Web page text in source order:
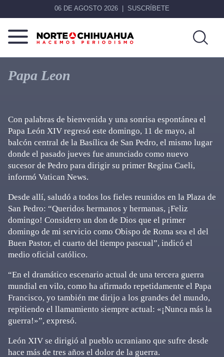
06 DE AGOSTO 2026 SUSCRÍBETE
Norte
De
Chihuahua
Más
que
noticias,
Papa Leon
Con palabras de bienvenida y una sonrisa espontánea el
Papa León XIV regresó este domingo, 11 de mayo, al
balcón central de la Basílica de San Pedro, el mismo lugar
donde el pasado jueves fue anunciado como nuevo
sucesor de Pedro para dirigir su primer Regina Caeli,
informó Vatican News.
Desde allí, saludó a todos los fieles reunidos en la Plaza de
San Pedro: “Queridos hermanos y hermanas, ¡Feliz
domingo! Considero un don de Dios que el primer
domingo de mi servicio como Obispo de Roma sea el del
Buen Pastor, el cuarto del tiempo pascual”, indicó el
medio oficial católico.
“En el dramático escenario actual de una tercera guerra
mundial en vilo, como ha afirmado repetidamente el Papa
Francisco, yo también me dirijo a los grandes del mundo,
repitiendo el llamamiento siempre actual: «¡Nunca más la
guerra!»”, expresó.
León XIV se dirigió al pueblo ucraniano que sufre desde
hace más de tres años el dolor de la guerra.